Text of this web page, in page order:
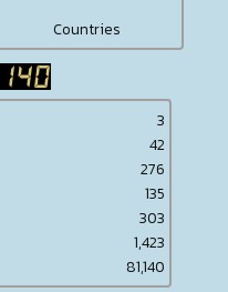
Countries
3
42
276
135
303
1,423
81,140